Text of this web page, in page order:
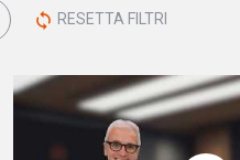
sync RESETTA FILTRI